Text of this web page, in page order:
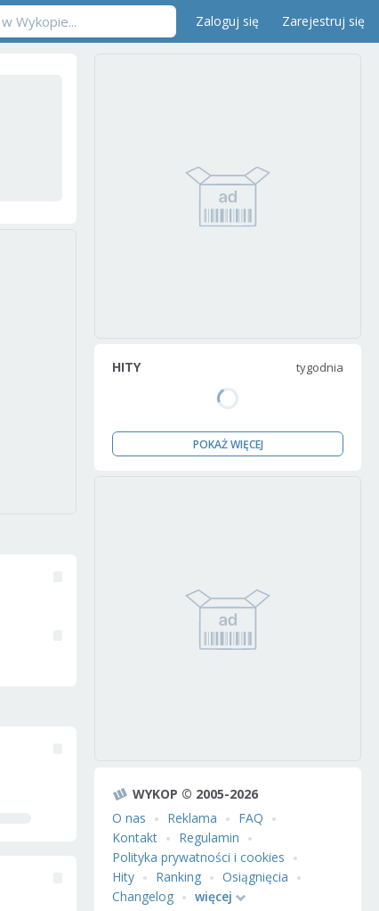
Zaloguj się Zarejestruj się
HITY tygodnia
POKAŻ WIĘCEJ
WYKOP © 2005-2026
O nas
Reklama
FAQ
Kontakt
Regulamin
Polityka prywatności i cookies
Hity
Ranking
Osiągnięcia
Changelog
więcej